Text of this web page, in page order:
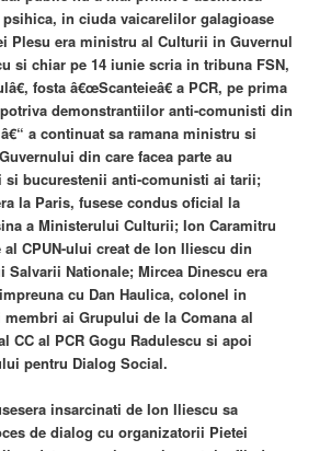
in ciuda vaicarelilor galagioase
Plesu era ministru al Culturii in Guvernul
si chiar pe 14 iunie scria in tribuna FSN,
fosta â€œScanteieâ€ a PCR, pe prima
demonstrantiilor anti-comunisti din
a continuat sa ramana ministru si
din care facea parte au
si bucurestenii anti-comunisti ai tarii;
la Paris, fusese condus oficial la
a Ministerului Culturii; Ion Caramitru
CPUN-ului creat de Ion Iliescu din
Nationale; Mircea Dinescu era
cu Dan Haulica, colonel in
ai Grupului de la Comana al
CC al PCR Gogu Radulescu si apoi
pentru Dialog Social.
insarcinati de Ion Iliescu sa
de dialog cu organizatorii Pietei